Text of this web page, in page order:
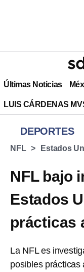
Últimas Noticias
LUIS CÁRDENAS
DEPORTES
NFL Estados
NFL bajo
Estados
prácticas
La NFL es
posibles